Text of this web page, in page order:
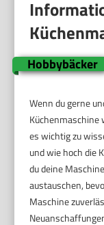
Hobbybäcker
Wenn du gerne
Küchenmaschine
es wichtig zu
und wie hoch die
du deine
austauschen,
Maschine